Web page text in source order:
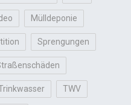
Mülldeponie
Sprengungen
TWV